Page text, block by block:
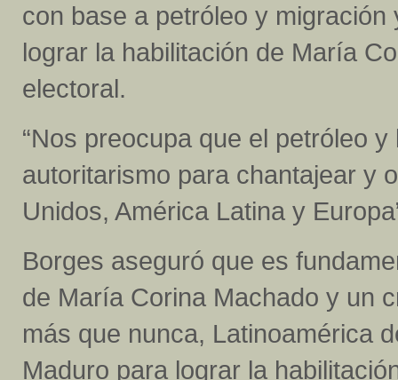
con base a petróleo y
lograr la habilitación de María
electoral.
“Nos preocupa que el petróleo
autoritarismo para chantajear y
Unidos, América Latina y
Borges aseguró que es
de María Corina Machado y un
más que nunca, Latinoamérica
Maduro para lograr la